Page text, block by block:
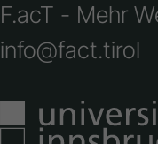
F.acT - Mehr
info@fact.tirol